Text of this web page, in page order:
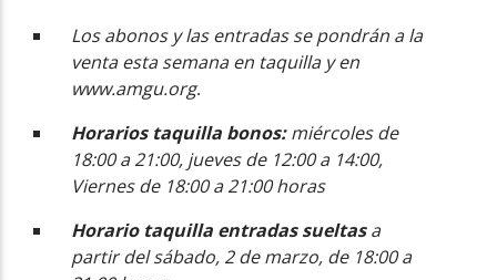
Los abonos y las entradas se pondrán a la
venta esta semana en taquilla y en
www.amgu.org.
Horarios taquilla bonos:miércoles de
18:00 a 21:00, jueves de 12:00 a 14:00,
Viernes de 18:00 a 21:00 horas
Horario taquilla entradas sueltasa
partir del sábado, 2 de marzo, de 18:00 a